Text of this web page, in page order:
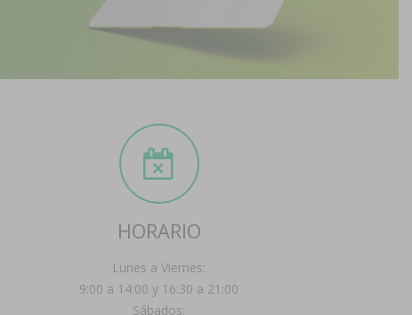
HORARIO
Lunes a Viernes:
9:00 a 14:00 y 16:30 a 21:00
Sábados: